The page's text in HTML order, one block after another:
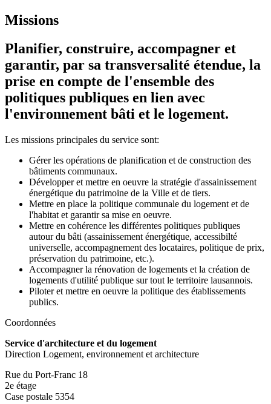
Missions
Planifier, construire, accompagner et
garantir, par sa transversalité étendue, la
prise en compte de l'ensemble des
politiques publiques en lien avec
l'environnement bâti et le logement.
Les missions principales du service sont:
Gérer les opérations de planification et de construction des
bâtiments communaux.
Développer et mettre en oeuvre la stratégie d'assainissement
énergétique du patrimoine de la Ville et de tiers.
Mettre en place la politique communale du logement et de
l'habitat et garantir sa mise en oeuvre.
Mettre en cohérence les différentes politiques publiques
autour du bâti (assainissement énergétique, accessibilté
universelle, accompagnement des locataires, politique de prix,
préservation du patrimoine, etc.).
Accompagner la rénovation de logements et la création de
logements d'utilité publique sur tout le territoire lausannois.
Piloter et mettre en oeuvre la politique des établissements
publics.
Coordonnées
Service d'architecture et du logement
Direction Logement, environnement et architecture
Rue du Port-Franc 18
2e étage
Case postale 5354